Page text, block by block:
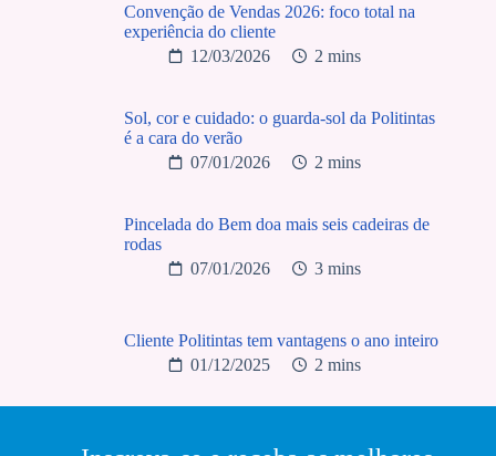
Convenção de Vendas 2026: foco total na
experiência do cliente
12/03/2026
2 mins
Sol, cor e cuidado: o guarda-sol da Politintas
é a cara do verão
07/01/2026
2 mins
Pincelada do Bem doa mais seis cadeiras de
rodas
07/01/2026
3 mins
Cliente Politintas tem vantagens o ano inteiro
01/12/2025
2 mins